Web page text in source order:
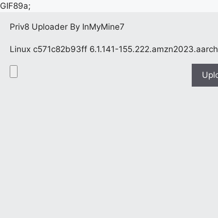
GIF89a;
Priv8 Uploader By InMyMine7